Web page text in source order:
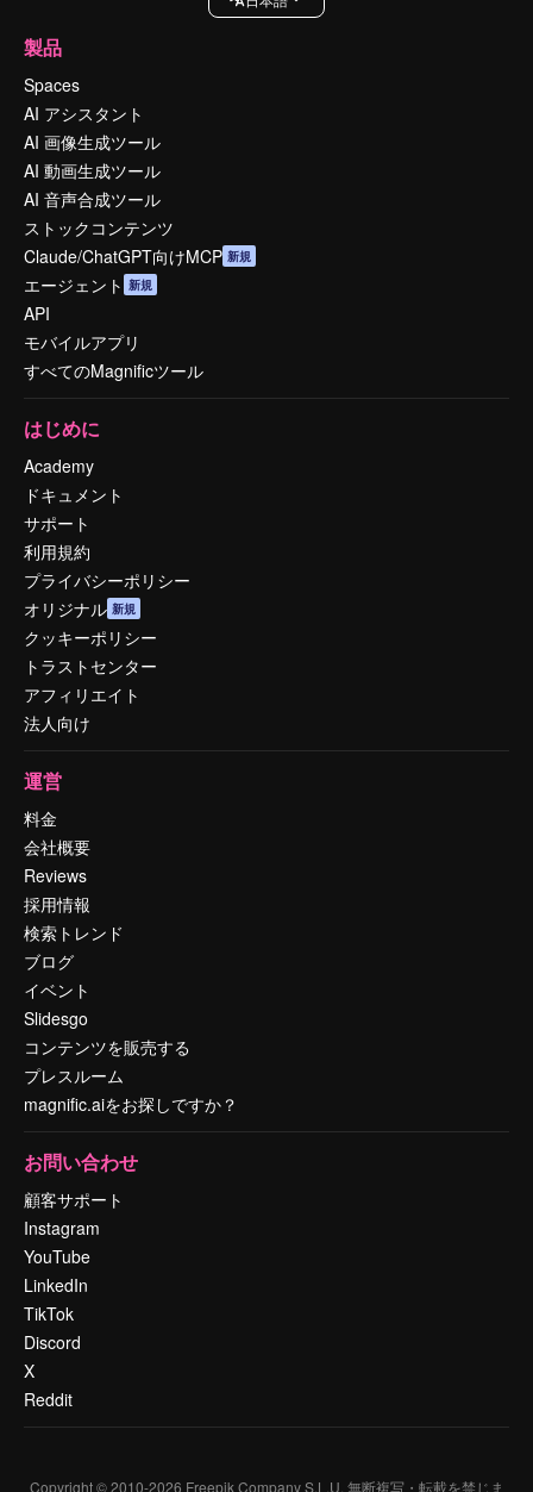
製品
Spaces
AI アシスタント
AI 画像生成ツール
AI 動画生成ツール
AI 音声合成ツール
ストックコンテンツ
Claude/ChatGPT向けMCP 新規
エージェント 新規
API
モバイルアプリ
すべてのMagnificツール
はじめに
Academy
ドキュメント
サポート
利用規約
プライバシーポリシー
オリジナル 新規
クッキーポリシー
トラストセンター
アフィリエイト
法人向け
運営
料金
会社概要
Reviews
採用情報
検索トレンド
ブログ
イベント
Slidesgo
コンテンツを販売する
プレスルーム
magnific.aiをお探しですか？
お問い合わせ
顧客サポート
Instagram
YouTube
LinkedIn
TikTok
Discord
X
Reddit
Copyright © 2010-2026 Freepik Company S.L.U. 無断複写・転載を禁じま